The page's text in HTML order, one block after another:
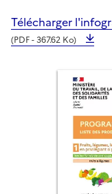
Télécharger
(PDF - 367.62 Ko)